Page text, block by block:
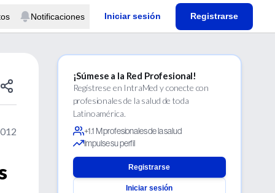
Notificaciones Iniciar sesión Registrarse
¡Súmese a la Red Profesional!
Regístrese en IntraMed y conecte con
profesionales de la salud de toda
Latinoamérica.
+1.1 M profesionales de la salud
Impulse su perfil
Registrarse
Iniciar sesión